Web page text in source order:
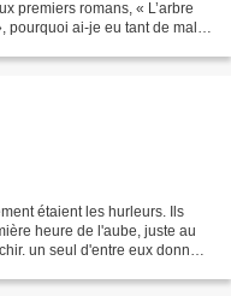
premiers romans, « L’arbre
pourquoi ai-je eu tant de mal à
étaient les hurleurs. Ils
heure de l'aube, juste au
un seul d'entre eux donnait